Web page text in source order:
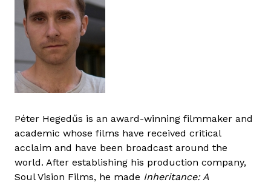
Péter Hegedűs is an award-winning filmmaker and
academic whose films have received critical
acclaim and have been broadcast around the
world. After establishing his production company,
Soul Vision Films, he made Inheritance: A